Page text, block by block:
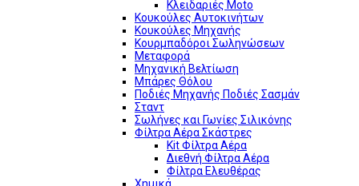
Κλειδαριές Moto
Κουκούλες Αυτοκινήτων
Κουκούλες Μηχανής
Κουρμπαδόροι Σωληνώσεων
Μεταφορά
Μηχανική Βελτίωση
Μπάρες Θόλου
Ποδιές Μηχανής Ποδιές Σασμάν
Σταντ
Σωλήνες και Γωνίες Σιλικόνης
Φίλτρα Αέρα Σκάστρες
Kit Φίλτρα Αέρα
Διεθνή Φίλτρα Αέρα
Φίλτρα Ελευθέρας